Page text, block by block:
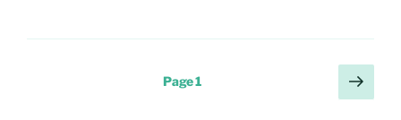
Page1
Page